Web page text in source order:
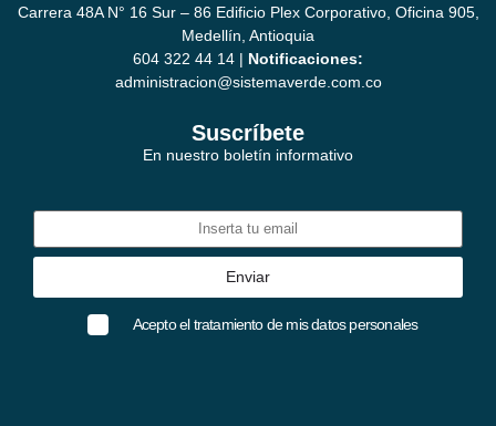
Carrera 48A N° 16 Sur – 86 Edificio Plex Corporativo, Oficina 905,
Medellín, Antioquia
604 322 44 14 | Notificaciones:
administracion@sistemaverde.com.co
Suscríbete
En nuestro boletín informativo
Acepto el tratamiento de mis datos personales